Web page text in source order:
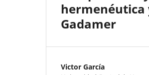
hermenéutica
Gadamer
Victor García